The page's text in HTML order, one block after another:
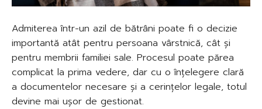
Admiterea într-un azil de bătrâni poate fi o decizie
importantă atât pentru persoana vârstnică, cât și
pentru membrii familiei sale. Procesul poate părea
complicat la prima vedere, dar cu o înțelegere clară
a documentelor necesare și a cerințelor legale, totul
devine mai ușor de gestionat.